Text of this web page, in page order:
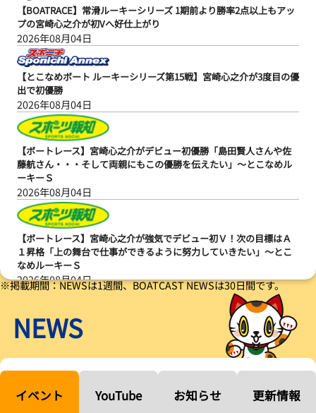
【BOATRACE】常滑ルーキーシリーズ 1期前より勝率2点以上もアッ
プの宮崎心之介が初Vへ好仕上がり
2026年08月04日
【とこなめボート ルーキーシリーズ第15戦】宮崎心之介が3度目の優
出で初優勝
2026年08月04日
【ボートレース】宮崎心之介がデビュー初優勝「島田賢人さんや佐
藤航さん・・・そして両親にもこの優勝を伝えたい」～とこなめル
ーキーＳ
2026年08月04日
【ボートレース】宮崎心之介が強気でデビュー初Ｖ！次の目標はＡ
１昇格「上の舞台で仕事ができるように努力していきたい」～とこ
なめルーキーＳ
2026年08月04日
【ルーキーシリーズ第15戦】塚越海斗「伸びを生かす方向で」4カド
から攻める／とこなめボートレース
【常滑ボート・ルーキーＳ】宮崎心之介 うれしいデビュー初優勝
「このままＡ１になれるように」
2026年08月04日
※掲載期間：NEWSは1週間、BOATCAST NEWSは30日間です。
NEWS
イベント YouTube お知らせ 更新情報